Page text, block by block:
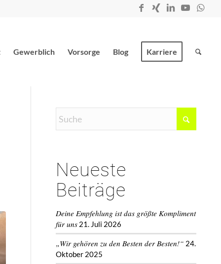
Gewerblich Vorsorge Blog Karriere
Neueste
Beiträge
Deine Empfehlung ist das größte Kompliment
für uns 21. Juli 2026
„Wir gehören zu den Besten der Besten!“ 24.
Oktober 2025